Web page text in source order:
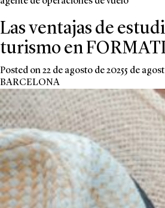
Las ventajas de
turismo en
Posted on22 de agosto de 20255 de
BARCELONA